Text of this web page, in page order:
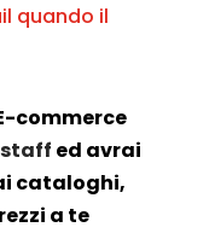
quando il
commerce
ed avrai
cataloghi,
a te